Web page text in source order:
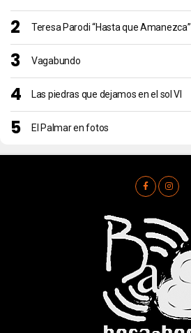
Teresa Parodi “Hasta que Amanezca”
Vagabundo
Las piedras que dejamos en el sol VI
El Palmar en fotos